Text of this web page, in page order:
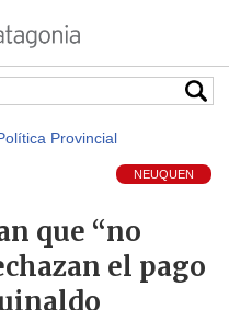
Provincial
NEUQUEN
que “no
el pago